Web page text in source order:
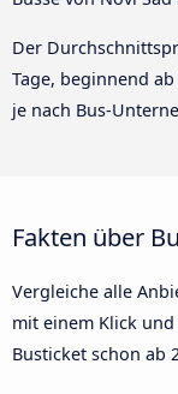
Der
Tage, beginnend ab
je nach Bus-
Fakten über
Vergleiche alle
mit einem Klick
Busticket schon ab